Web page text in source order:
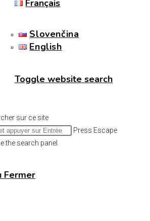
Français
Slovenčina
English
Toggle website search
sur ce site
Press Escape
the search panel.
Fermer